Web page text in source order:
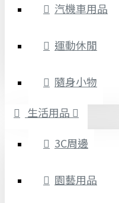
汽機車用品
運動休閒
隨身小物
生活用品
3C周邊
園藝用品